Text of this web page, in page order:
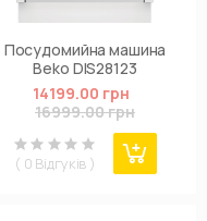
Посудомийна машина
Beko DIS28123
14199.00 грн
16999.00 грн
( 0 Відгуків )